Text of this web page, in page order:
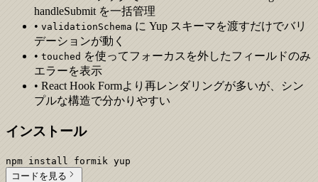
handleSubmit を一括管理
• validationSchema に Yup スキーマを渡すだけでバリ
デーションが動く
• touched を使ってフォーカスを外したフィールドのみ
エラーを表示
• React Hook Formより再レンダリングが多いが、シン
プルな構造で分かりやすい
インストール
npm install formik yup
コードを見る